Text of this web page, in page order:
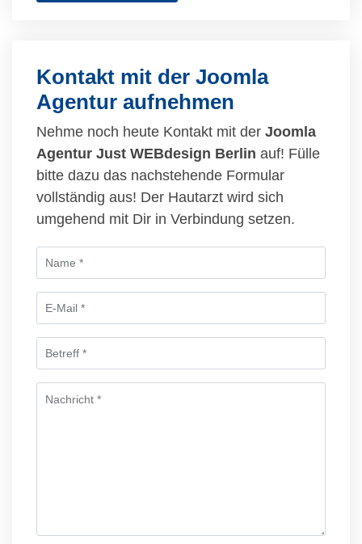
Kontakt mit der Joomla
Agentur aufnehmen
Nehme noch heute Kontakt mit der Joomla
Agentur Just WEBdesign Berlin auf! Fülle
bitte dazu das nachstehende Formular
vollständig aus! Der Hautarzt wird sich
umgehend mit Dir in Verbindung setzen.